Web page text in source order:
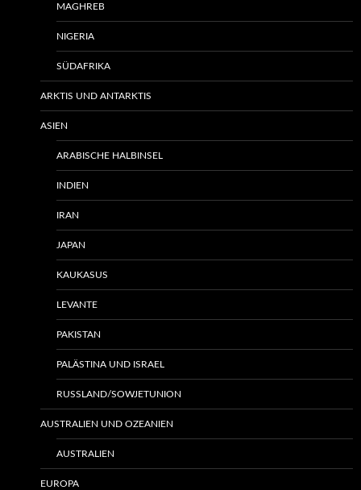
MAGHREB
NIGERIA
SÜDAFRIKA
ARKTIS UND ANTARKTIS
ASIEN
ARABISCHE HALBINSEL
INDIEN
IRAN
JAPAN
KAUKASUS
LEVANTE
PAKISTAN
PALÄSTINA UND ISRAEL
RUSSLAND/SOWJETUNION
AUSTRALIEN UND OZEANIEN
AUSTRALIEN
EUROPA